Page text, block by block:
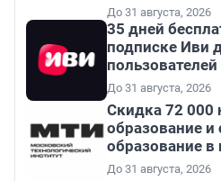
До 31 августа, 2026
35 дней
подписке Иви
пользователей
До 31 августа, 2026
Скидка 72 000
образование и
образование в
До 31 августа, 2026